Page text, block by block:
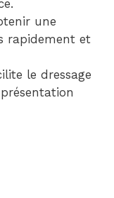
une
rapidement et
le dressage